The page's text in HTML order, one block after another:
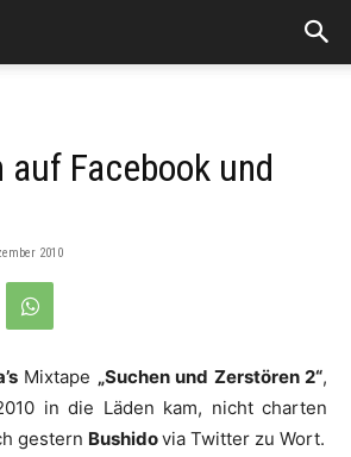
Facebook und
2010
Mixtape „Suchen und Zerstören 2“,
in die Läden kam, nicht charten
gestern Bushidovia Twitter zu Wort.